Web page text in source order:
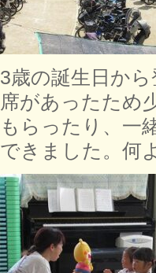
3歳の誕生日か
席があったため
もらったり、一
できました。何